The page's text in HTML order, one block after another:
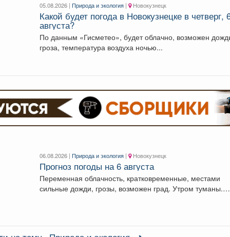
05.08.2026 |Природа и экология | Новокузнецк
Какой будет погода в Новокузнецке в четверг,
августа?
По данным «Гисметео», будет облачно, возможен дождь,
гроза, температура воздуха ночью...
06.08.2026 |Природа и экология | Новокузнецк
Прогноз погоды на 6 августа
Переменная облачность, кратковременные, местами
сильные дожди, грозы, возможен град. Утром туманы.